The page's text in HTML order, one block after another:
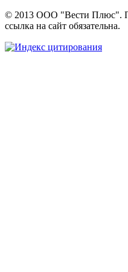
© 2013 ООО "Вести Плюс".
ссылка на сайт обязательна.